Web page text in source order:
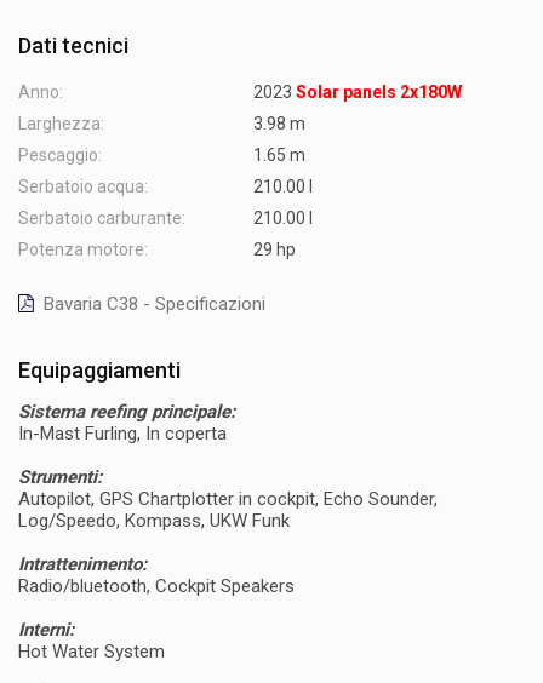
Dati tecnici
Anno: 2023 Solar panels 2x180W
Larghezza:
3.98 m
Pescaggio:
1.65 m
Serbatoio acqua:
210.00 l
Serbatoio carburante:
210.00 l
Potenza motore:
29 hp
Bavaria C38 - Specificazioni
Equipaggiamenti
Sistema reefing principale:
In-Mast Furling, In coperta
Strumenti:
Autopilot, GPS Chartplotter in cockpit, Echo Sounder,
Log/Speedo, Kompass, UKW Funk
Intrattenimento:
Radio/bluetooth, Cockpit Speakers
Interni:
Hot Water System